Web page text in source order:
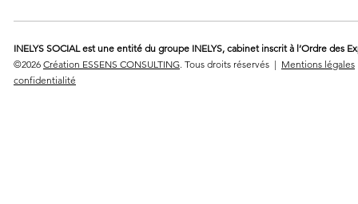
INELYS SOCIAL est une entité du groupe INELYS, cabinet inscrit à l’Ordre des
©2026 Création ESSENS CONSULTING. Tous droits réservés | Mentions légales
confidentialité